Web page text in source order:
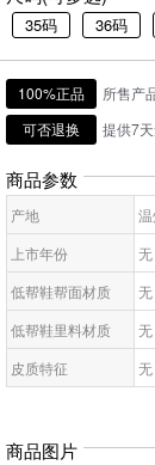
35码 36码
100%正品
所售产
可否退换
提供7
商品参数
产地
上市年份
无
低帮鞋帮面材质
无
低帮鞋里料材质
无
皮质特征
无
低帮鞋开口深度
无
商品图片